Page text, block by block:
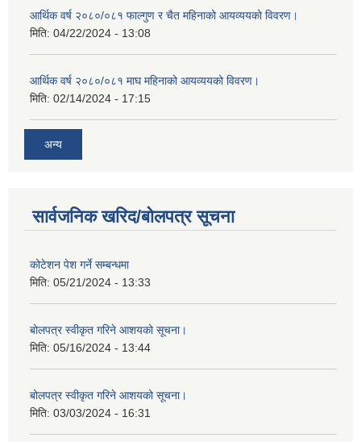
आर्थिक वर्ष २०८०/०८१ फाल्गुण र चैत महिनाको आयव्ययको विवरण।
मिति: 04/22/2024 - 13:08
आर्थिक वर्ष २०८०/०८१ माघ महिनाको आयव्ययको विवरण।
मिति: 02/14/2024 - 17:15
अन्य
सार्वजनिक खरिद/बोलपत्र सूचना
कोटेशन पेश गर्ने सम्बन्धमा
मिति: 05/21/2024 - 13:33
बोलपत्र स्वीकृत गरिने आशयको सूचना।
मिति: 05/16/2024 - 13:44
बोलपत्र स्वीकृत गरिने आशयको सूचना।
मिति: 03/03/2024 - 16:31